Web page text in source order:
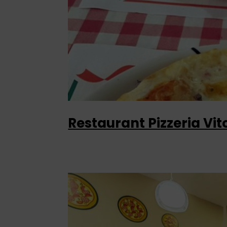
Restaurant Pizzeria